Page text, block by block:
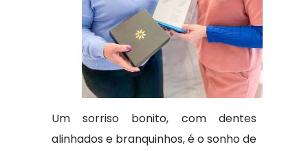
Um sorriso bonito, com dentes
alinhados e branquinhos, é o sonho de